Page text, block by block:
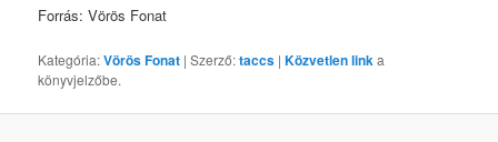
Forrás: Vörös Fonat
Kategória:Vörös Fonat | Szerző:taccs |Közvetlen linka
könyvjelzőbe.